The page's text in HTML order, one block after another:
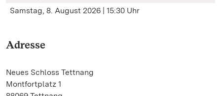
Samstag, 8. August 2026 | 15:30 Uhr
Adresse
Neues Schloss Tettnang
Montfortplatz 1